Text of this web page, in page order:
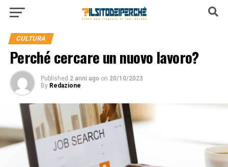
CULTURA
Perché cercare un nuovo lavoro?
Published 2 anni ago on 20/10/2023
By Redazione